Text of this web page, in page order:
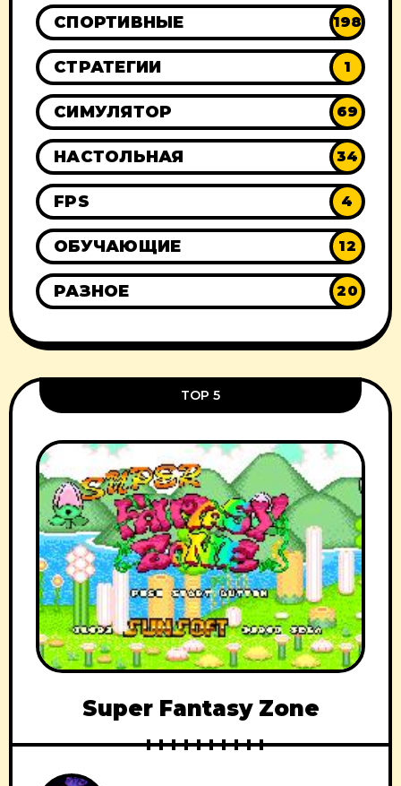
СПОРТИВНЫЕ 198
СТРАТЕГИИ 1
СИМУЛЯТОР 69
НАСТОЛЬНАЯ 34
FPS 4
ОБУЧАЮЩИЕ 12
РАЗНОЕ 20
TOP 5
Super Fantasy Zone